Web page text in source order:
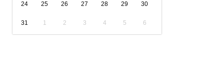
24 25 26 27 28 29 30
31 1 2 3 4 5 6